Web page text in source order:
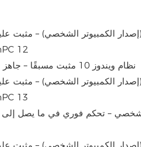
نظام ويندوز 10 مثبت مسبقًا – جاهز للاستخدام فورًا، لا يتطلب أي إعداد إضافي